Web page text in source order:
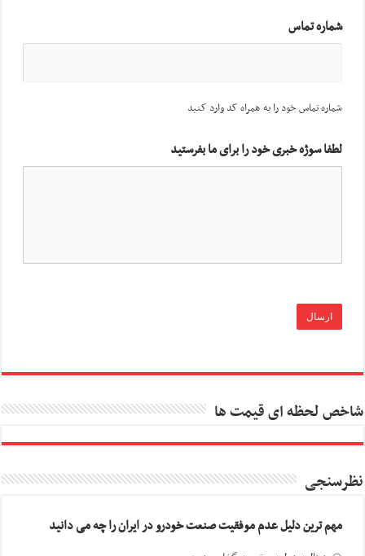
شماره تماس
شماره تماس خود را به همراه کد وارد کنید
لطفا سوژه خبری خود را برای ما بفرستید
شاخص لحظه ای قیمت ها
نظرسنجی
مهم ترین دلیل عدم موفقیت صنعت خودرو در ایران را چه می دانید